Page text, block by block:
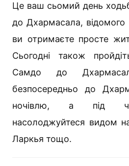
Це ваш сьомий день
до Дхармасала, відомого
ви отримаєте просте
Сьогодні також
Самдо до
безпосередньо до
ночівлю, а під
насолоджуйтеся видом
Ларкья тощо.